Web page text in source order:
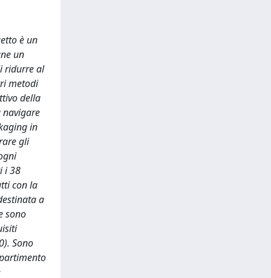
è un
un
ridurre al
metodi
della
navigare
in
gli
i 38
con la
a
sono
Sono